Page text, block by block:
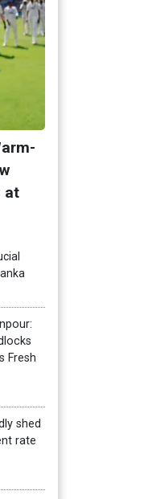
at
Fresh
shed
rate